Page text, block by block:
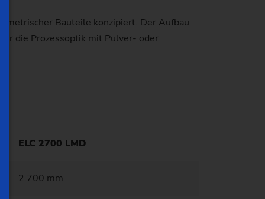
Bauteile konzipiert. Der Aufbau
die Prozessoptik mit Pulver- oder
ELC 2700 LMD
2.700 mm